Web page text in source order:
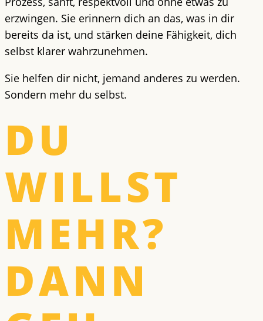
erzwingen. Sie erinnern dich an das, was in dir
bereits da ist, und stärken deine Fähigkeit, dich
selbst klarer wahrzunehmen.
Sie helfen dir nicht, jemand anderes zu werden.
Sondern mehr du selbst.
DU
WILLST
MEHR?
DANN